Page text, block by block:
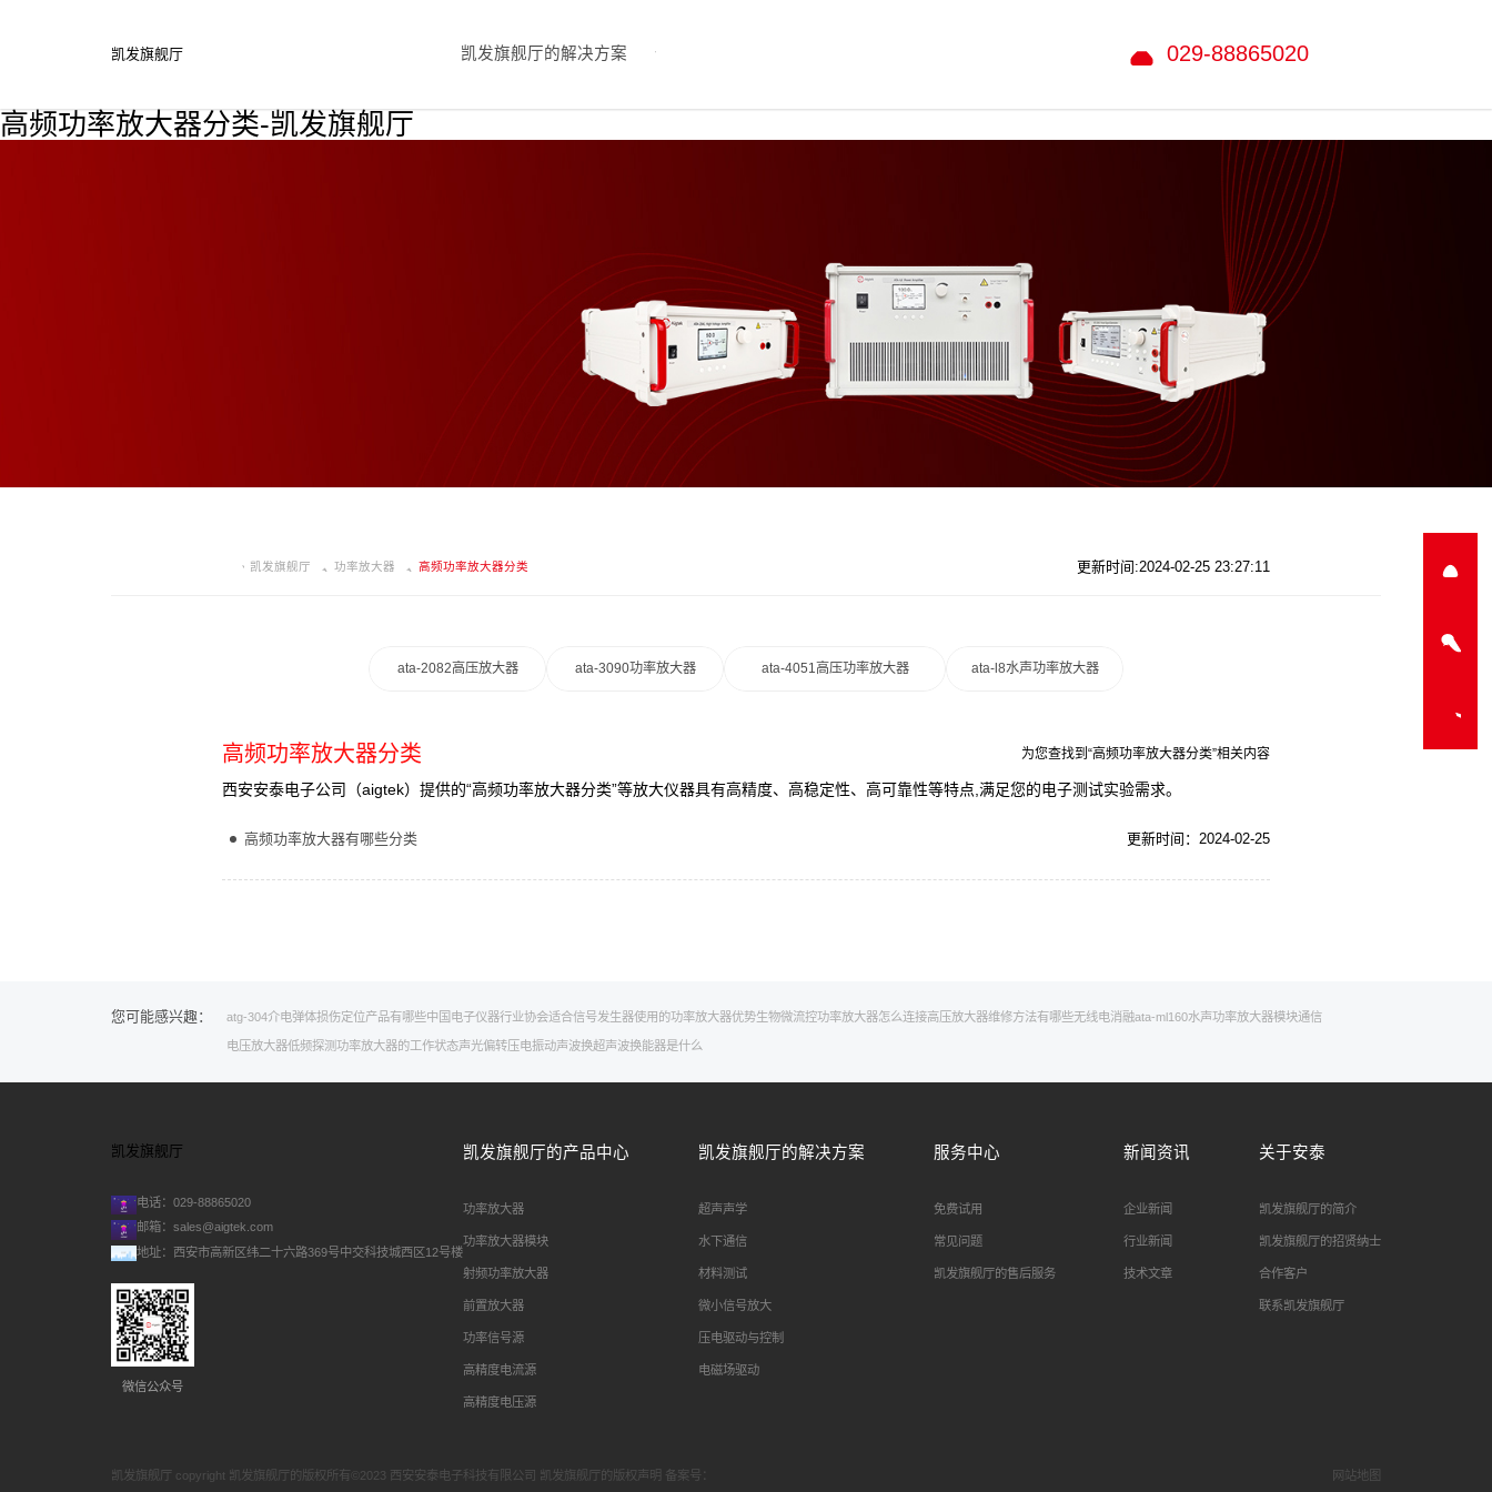
高频功率放大器分类-凯发旗舰厅
凯发旗舰厅 凯发旗舰厅的解决方案 029-88865020
凯发旗舰厅 功率放大器 高频功率放大器分类 更新时间:2024-02-25 23:27:11
ata-2082高压放大器 ata-3090功率放大器 ata-4051高压功率放大器 ata-l8水声功率放大器
高频功率放大器分类 为您查找到“高频功率放大器分类”相关内容
西安安泰电子公司（aigtek）提供的“高频功率放大器分类”等放大仪器具有高精度、高稳定性、高可靠性等特点,满足您的电子测试实验需求。
高频功率放大器有哪些分类 更新时间：2024-02-25
您可能感兴趣： atg-304介电弹体损伤定位产品有哪些中国电子仪器行业协会适合信号发生器使用的功率放大器优势生物微流控功率放大器怎么连接高压放大器维修方法有哪些无线电消融ata-ml160水声功率放大器模块通信
电压放大器低频探测功率放大器的工作状态声光偏转 压电振动声波换超声波换能器是什么
凯发旗舰厅
电话：029-88865020
邮箱： sales@aigtek.com
地址：西安市高新区纬二十六路369号中交科技城西区12号楼
微信公众号
凯发旗舰厅的产品中心
功率放大器
功率放大器模块
射频功率放大器
前置放大器
功率信号源
高精度电流源
高精度电压源
凯发旗舰厅的解决方案
超声声学
水下通信
材料测试
微小信号放大
压电驱动与控制
电磁场驱动
服务中心
免费试用
常见问题
凯发旗舰厅的售后服务
新闻资讯
企业新闻
行业新闻
技术文章
关于安泰
凯发旗舰厅的简介
凯发旗舰厅的招贤纳士
合作客户
联系凯发旗舰厅
凯发旗舰厅 copyright 凯发旗舰厅的版权所有©2023 西安安泰电子科技有限公司 凯发旗舰厅的版权声明 备案号： 网站地图